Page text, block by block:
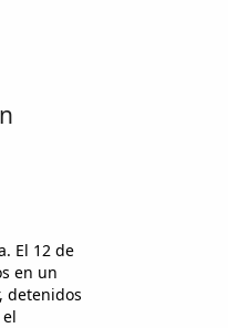
El 12 de
en un
detenidos